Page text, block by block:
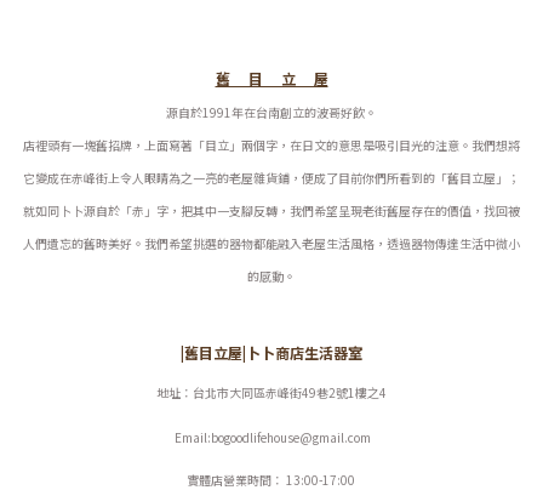
舊 目 立 屋
源自於1991年在台南創立的波哥好飲。
店裡頭有一塊舊招牌，上面寫著「目立」兩個字，在日文的意思是吸引目光的注意。我們想將
它變成在赤峰街上令人眼睛為之一亮的老屋雜貨鋪，便成了目前你們所看到的「舊目立屋」；
就如同卜卜源自於「赤」字，把其中一支腳反轉，我們希望呈現老街舊屋存在的價值，找回被
人們遺忘的舊時美好。 我們希望挑選的器物都能融入老屋生活風格，透過器物傳達生活中微小
的感動。
|舊目立屋|卜卜商店生活器室
地址：台北市大同區赤峰街49巷2號1樓之4
Email:bogoodlifehouse@gmail.com
實體店營業時間： 13:00-17:00